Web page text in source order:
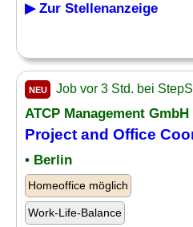
▶ Zur Stellenanzeige
NEU Job vor 3 Std. bei
ATCP Management GmbH
Project and Office
• Berlin
Homeoffice möglich
Work-Life-Balance